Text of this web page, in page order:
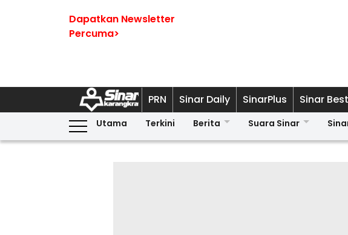
Dapatkan Newsletter
Percuma>
PRN Sinar Daily SinarPlus Sinar
Utama Terkini Berita Suara Sinar